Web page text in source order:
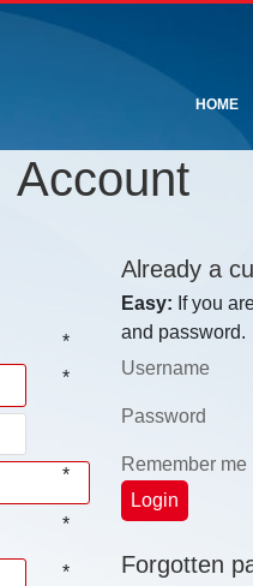
HOME
Account
*
*
*
*
*
Already a
Easy: If you
and password.
Username
Password
Remember me
Forgotten